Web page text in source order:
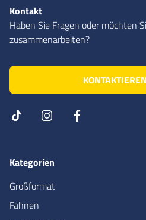
Kontakt
Haben Sie Fragen oder möchten
zusammenarbeiten?
Kategorien
Großformat
Fahnen